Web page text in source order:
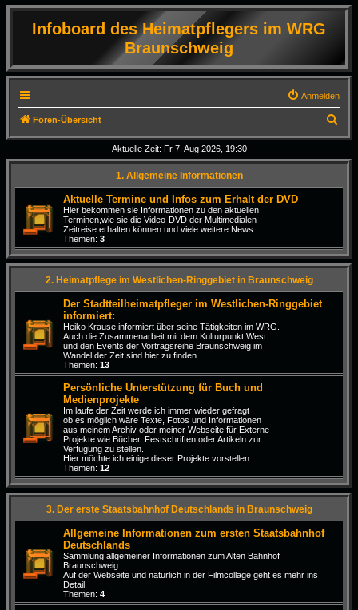
Infoboard des Heimatpflegers im WRG
Braunschweig
Anmelden
Foren-Übersicht
u
c
Aktuelle Zeit: Fr 7. Aug 2026, 19:30
1. Allgemeine Informationen
Aktuelle Termine und Infos zum Erhalt der DVD
Hier bekommen sie Informationen zu den aktuellen
Terminen,wie sie die Video-DVD der Multimedialen
Zeitreise erhalten können und viele weitere News.
Themen: 3
2. Heimatpflege im Westlichen-Ringgebiet in Braunschweig
Der Stadtteilheimatpfleger im Westlichen-Ringgebiet
informiert:
Heiko Krause informiert über seine Tätigkeiten im WRG.
Auch die Zusammenarbeit mit dem Kulturpunkt West
und den Events der Vortragsreihe Braunschweig im
Wandel der Zeit sind hier zu finden.
Themen: 13
Persönliche Unterstützung für Buch und
Medienprojekte
Im laufe der Zeit werde ich immer wieder gefragt
ob es möglich wäre Texte, Fotos und Informationen
aus meinem Archiv oder meiner Webseite für Externe
Projekte wie Bücher, Festschriften oder Artikeln zur
Verfügung zu stellen.
Hier möchte ich einige dieser Projekte vorstellen.
Themen: 12
3. Der erste Staatsbahnhof Deutschlands in Braunschweig
Allgemeine Informationen zum ersten Staatsbahnhof
Deutschlands
Sammlung allgemeiner Informationen zum Alten Bahnhof
Braunschweig.
Auf der Webseite und natürlich in der Filmcollage geht es mehr ins
Detail.
Themen: 4